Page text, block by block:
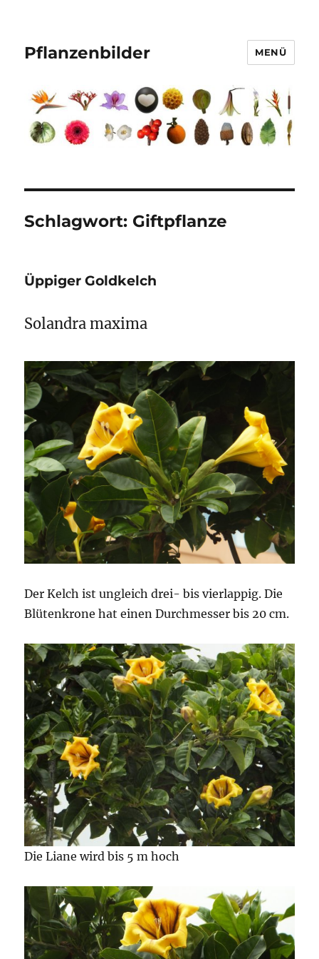
Pflanzenbilder MENÜ
Schlagwort: Giftpflanze
Üppiger Goldkelch
Solandra maxima
Der Kelch ist ungleich drei- bis vierlappig. Die
Blütenkrone hat einen Durchmesser bis 20 cm.
Die Liane wird bis 5 m hoch